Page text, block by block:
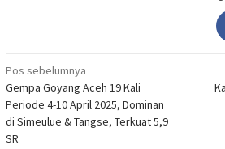
Navigasi
pos
Pos sebelumnya
Gempa Goyang Aceh 19 Kali
Periode 4-10 April 2025, Dominan
di Simeulue & Tangse, Terkuat 5,9
SR